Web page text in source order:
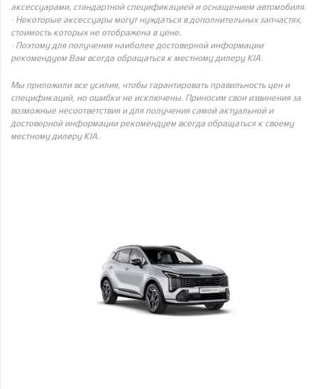
аксессуарами, стандартной спецификацией и оснащением автомобиля.
· Некоторые аксессуары могут нуждаться в дополнительных запчастях,
стоимость которых не отображена в цене.
· Поэтому для получения наиболее достоверной информации
рекомендуем Вам всегда обращаться к местному дилеру KIA.
Мы приложили все усилия, чтобы гарантировать правильность цен и
спецификаций, но ошибки не исключены. Приносим свои извинения за
возможные несоответствия и для получения самой актуальной и
достоверной информации рекомендуем всегда обращаться к своему
местному дилеру KIA.